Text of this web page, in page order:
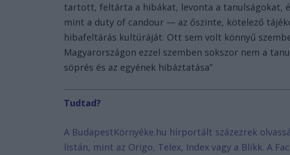
tartott, feltárta a hibákat, levonta a tanulságokat,
mint a duty of candour — az őszinte, kötelező
hibafeltárás kultúráját. Ott sem volt könnyű
Magyarországon ezzel szemben sokszor nem a
söprés és az egyének hibáztatása”
Tudtad?
A BudapestKörnyéke.hu hírportált százezrek
listán, mint az Origo, Telex, Index vagy a Blikk. A